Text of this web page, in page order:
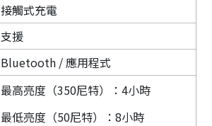
接觸式充電
支援
Bluetooth / 應用程式
最高亮度（350尼特）：4小時
最低亮度（50尼特）：8小時